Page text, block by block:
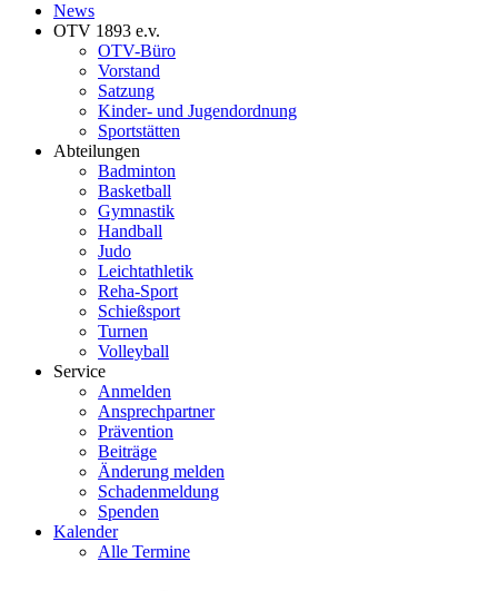
News
OTV 1893 e.v.
OTV-Büro
Vorstand
Satzung
Kinder- und Jugendordnung
Sportstätten
Abteilungen
Badminton
Basketball
Gymnastik
Handball
Judo
Leichtathletik
Reha-Sport
Schießsport
Turnen
Volleyball
Service
Anmelden
Ansprechpartner
Prävention
Beiträge
Änderung melden
Schadenmeldung
Spenden
Kalender
Alle Termine